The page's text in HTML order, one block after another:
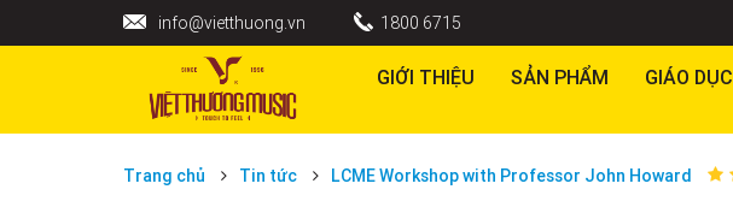
info@vietthuong.vn 1800 6715
GIỚI THIỆU SẢN PHẨM GIÁO DỤC
Trang chủ Tin tức LCME Workshop with Professor John Howard